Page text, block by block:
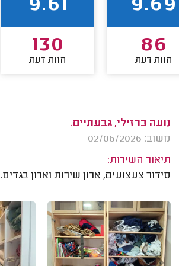
9.69
86
חוות דעת
9.61
130
חוות דעת
נועה ברזילי, גבעתיים.
משוב: 02/06/2026
תיאור השירות:
סידור צעצועים, ארון שירות וארון בגדים.